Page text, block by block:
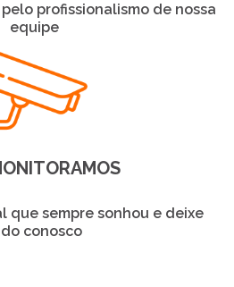
profissionalismo de nossa
equipe
que sempre sonhou e deixe
conosco